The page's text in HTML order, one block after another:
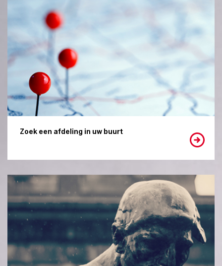
Zoek een afdeling in uw buurt